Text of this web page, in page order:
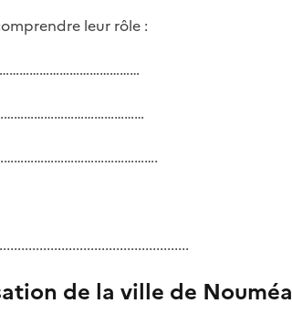
leur rôle :
de la ville de Nouméa